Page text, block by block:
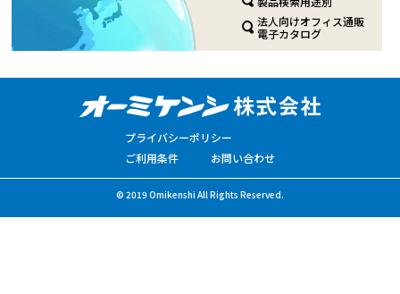
法人向けオフィス通販
電子カタログ
プライバシーポリシー
ご利用条件
お問い合わせ
© 2019 Omikenshi All Rights Reserved.